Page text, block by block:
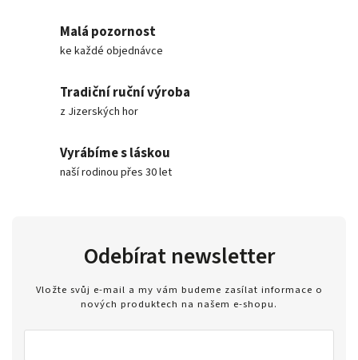
Malá pozornost
ke každé objednávce
Tradiční ruční výroba
z Jizerských hor
Vyrábíme s láskou
naší rodinou přes 30 let
Odebírat newsletter
Vložte svůj e-mail a my vám budeme zasílat informace o
nových produktech na našem e-shopu.